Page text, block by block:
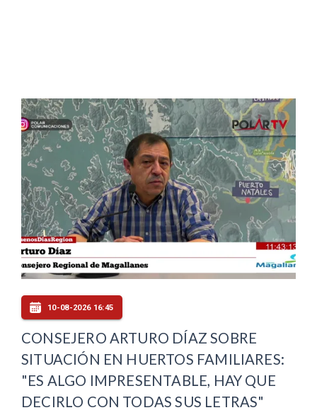
10-08-2026 16:45
CONSEJERO ARTURO DÍAZ SOBRE
SITUACIÓN EN HUERTOS FAMILIARES:
"ES ALGO IMPRESENTABLE, HAY QUE
DECIRLO CON TODAS SUS LETRAS"